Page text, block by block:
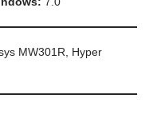
MW301R, Hyper